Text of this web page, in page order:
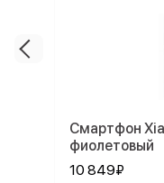
Смартфон
фиолетовый
10 849₽